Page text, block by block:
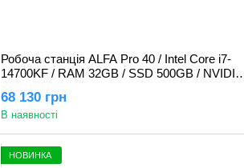
Робоча станція ALFA Pro 40 / Intel Core i7-
14700KF / RAM 32GB / SSD 500GB / NVIDIA
68 130 грн
В наявності
НОВИНКА